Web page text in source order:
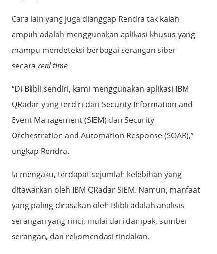
Cara lain yang juga dianggap Rendra tak kalah
ampuh adalah menggunakan aplikasi khusus yang
mampu mendeteksi berbagai serangan siber
secara real time.
“Di Blibli sendiri, kami menggunakan aplikasi IBM
QRadar yang terdiri dari Security Information and
Event Management (SIEM) dan Security
Orchestration and Automation Response(SOAR),”
ungkap Rendra.
Ia mengaku, terdapat sejumlah kelebihan yang
ditawarkan oleh IBM QRadar SIEM. Namun, manfaat
yang paling dirasakan oleh Blibli adalah analisis
serangan yang rinci, mulai dari dampak, sumber
serangan, dan rekomendasi tindakan.